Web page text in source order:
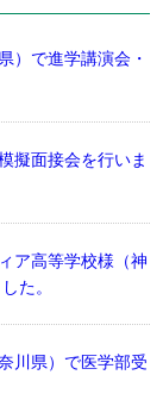
）で進学講演会・
擬面接会を行いま
ア高等学校様（神
た。
川県）で医学部受